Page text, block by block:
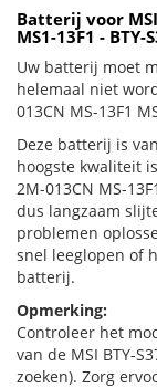
Batterij voor MSI
MS1-13F1 -
Uw batterij moet
helemaal niet
013CN MS-13F1
Deze batterij is
hoogste kwaliteit
2M-013CN MS-
dus langzaam
problemen
snel leeglopen of
batterij.
Opmerking:
Controleer het
van de MSI BTY-
zoeken). Zorg